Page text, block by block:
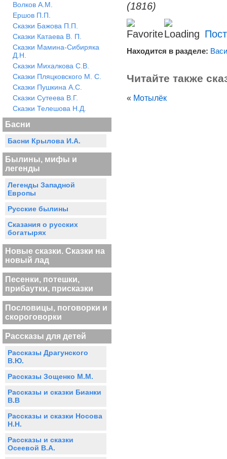
Волков А.М.
Ершов П.П.
Сказки Бажова П.П.
Сказки Катаева В. П.
Сказки Мамина-Сибиряка
Д.Н.
Сказки Михалкова С.В.
Сказки Пляцковского М. С.
Сказки Пушкина А.С.
Сказки Сутеева В.Г.
Сказки Телешова Н.Д.
Басни
Басни Крылова И.А.
Былины, мифы и
легенды
Легенды Западной
Европы
Русские былины
Сказания о русских
богатырях
Новые сказки. Сказки на
новый лад
Песенки, потешки,
прибаутки, присказки
Пословицы, поговорки и
скороговорки
Рассказы для детей
Рассказы Драгунского
В.Ю.
Рассказы Зощенко М.М.
Рассказы и сказки Бианки
В.В
Рассказы и сказки Носова
Н.Н.
Рассказы и сказки
Осеевой В.А.
(1816)
Находится в разделе:
Читайте также
« Мотылёк